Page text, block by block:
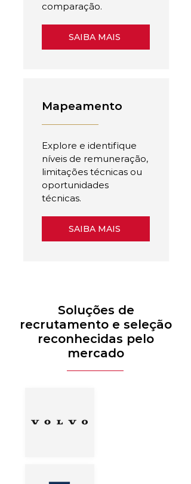
comparação.
SAIBA MAIS
Mapeamento
Explore e identifique
níveis de remuneração,
limitações técnicas ou
oportunidades
técnicas.
SAIBA MAIS
Soluções de
recrutamento e seleção
reconhecidas pelo
mercado